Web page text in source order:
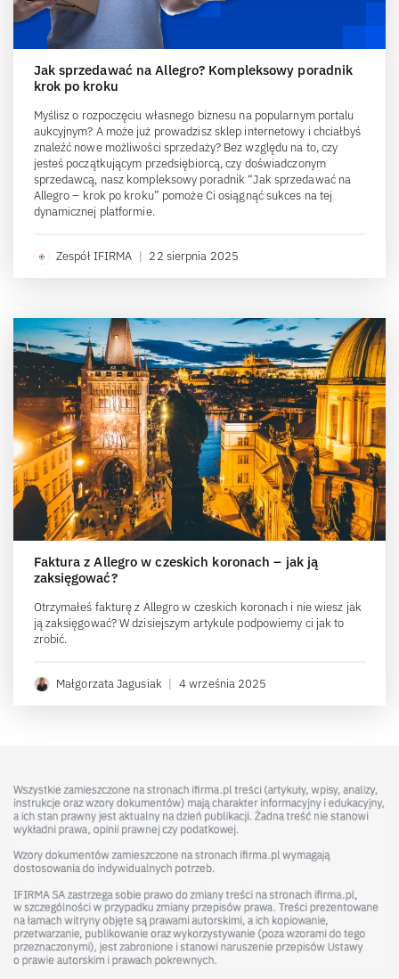
Jak sprzedawać na Allegro? Kompleksowy poradnik
krok po kroku
Myślisz o rozpoczęciu własnego biznesu na popularnym portalu
aukcyjnym? A może już prowadzisz sklep internetowy i chciałbyś
znaleźć nowe możliwości sprzedaży? Bez względu na to, czy
jesteś początkującym przedsiębiorcą, czy doświadczonym
sprzedawcą, nasz kompleksowy poradnik “Jak sprzedawać na
Allegro – krok po kroku” pomoże Ci osiągnąć sukces na tej
dynamicznej platformie.
Zespół IFIRMA | 22 sierpnia 2025
Faktura z Allegro w czeskich koronach – jak ją
zaksięgować?
Otrzymałeś fakturę z Allegro w czeskich koronach i nie wiesz jak
ją zaksięgować? W dzisiejszym artykule podpowiemy ci jak to
zrobić.
Małgorzata Jagusiak | 4 września 2025